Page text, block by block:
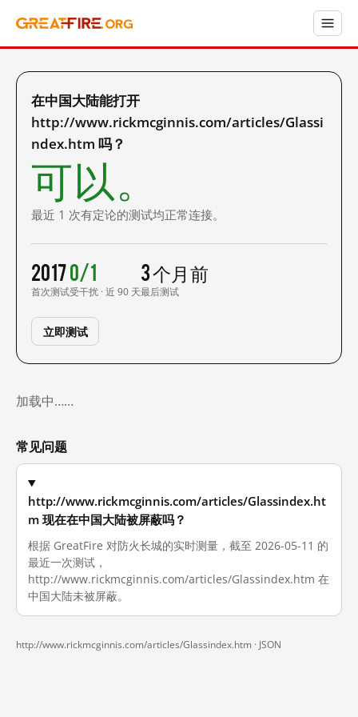
在中国大陆能打开
http://www.rickmcginnis.com/articles/Glassi
ndex.htm 吗？
可以。
最近 1 次有定论的测试均正常连接。
2017
首次测试
0/1
受干扰 · 近 90 天
3 个月前
最后测试
立即测试
加载中……
常见问题
http://www.rickmcginnis.com/articles/Glassindex.ht
m 现在在中国大陆被屏蔽吗？
根据 GreatFire 对防火长城的实时测量，截至 2026-05-11 的
最近一次测试，
http://www.rickmcginnis.com/articles/Glassindex.htm 在
中国大陆未被屏蔽。
http://www.rickmcginnis.com/articles/Glassindex.htm · JSON